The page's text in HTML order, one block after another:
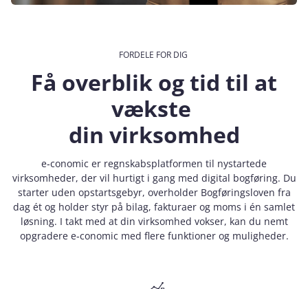
FORDELE FOR DIG
Få overblik og tid til at
vækste
din virksomhed
e‑conomic er regnskabsplatformen til nystartede
virksomheder, der vil hurtigt i gang med digital bogføring. Du
starter uden opstartsgebyr, overholder Bogføringsloven fra
dag ét og holder styr på bilag, fakturaer og moms i én samlet
løsning. I takt med at din virksomhed vokser, kan du nemt
opgradere e‑conomic med flere funktioner og muligheder.